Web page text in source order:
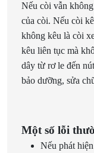
Nếu còi vẫn
của còi. Nếu còi
không kêu là còi
kêu liên tục mà
dây từ rơ le đến
bảo dưỡng, sửa
Một số lỗi
Nếu phát